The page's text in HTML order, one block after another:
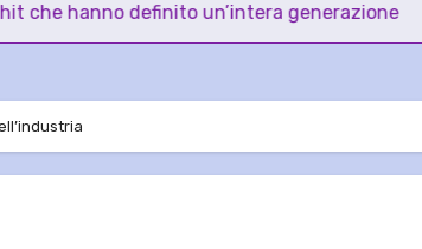
definito un’intera generazione